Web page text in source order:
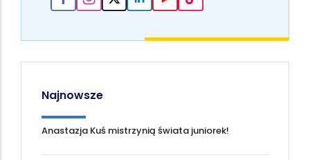
Najnowsze
Anastazja Kuś mistrzynią świata juniorek!